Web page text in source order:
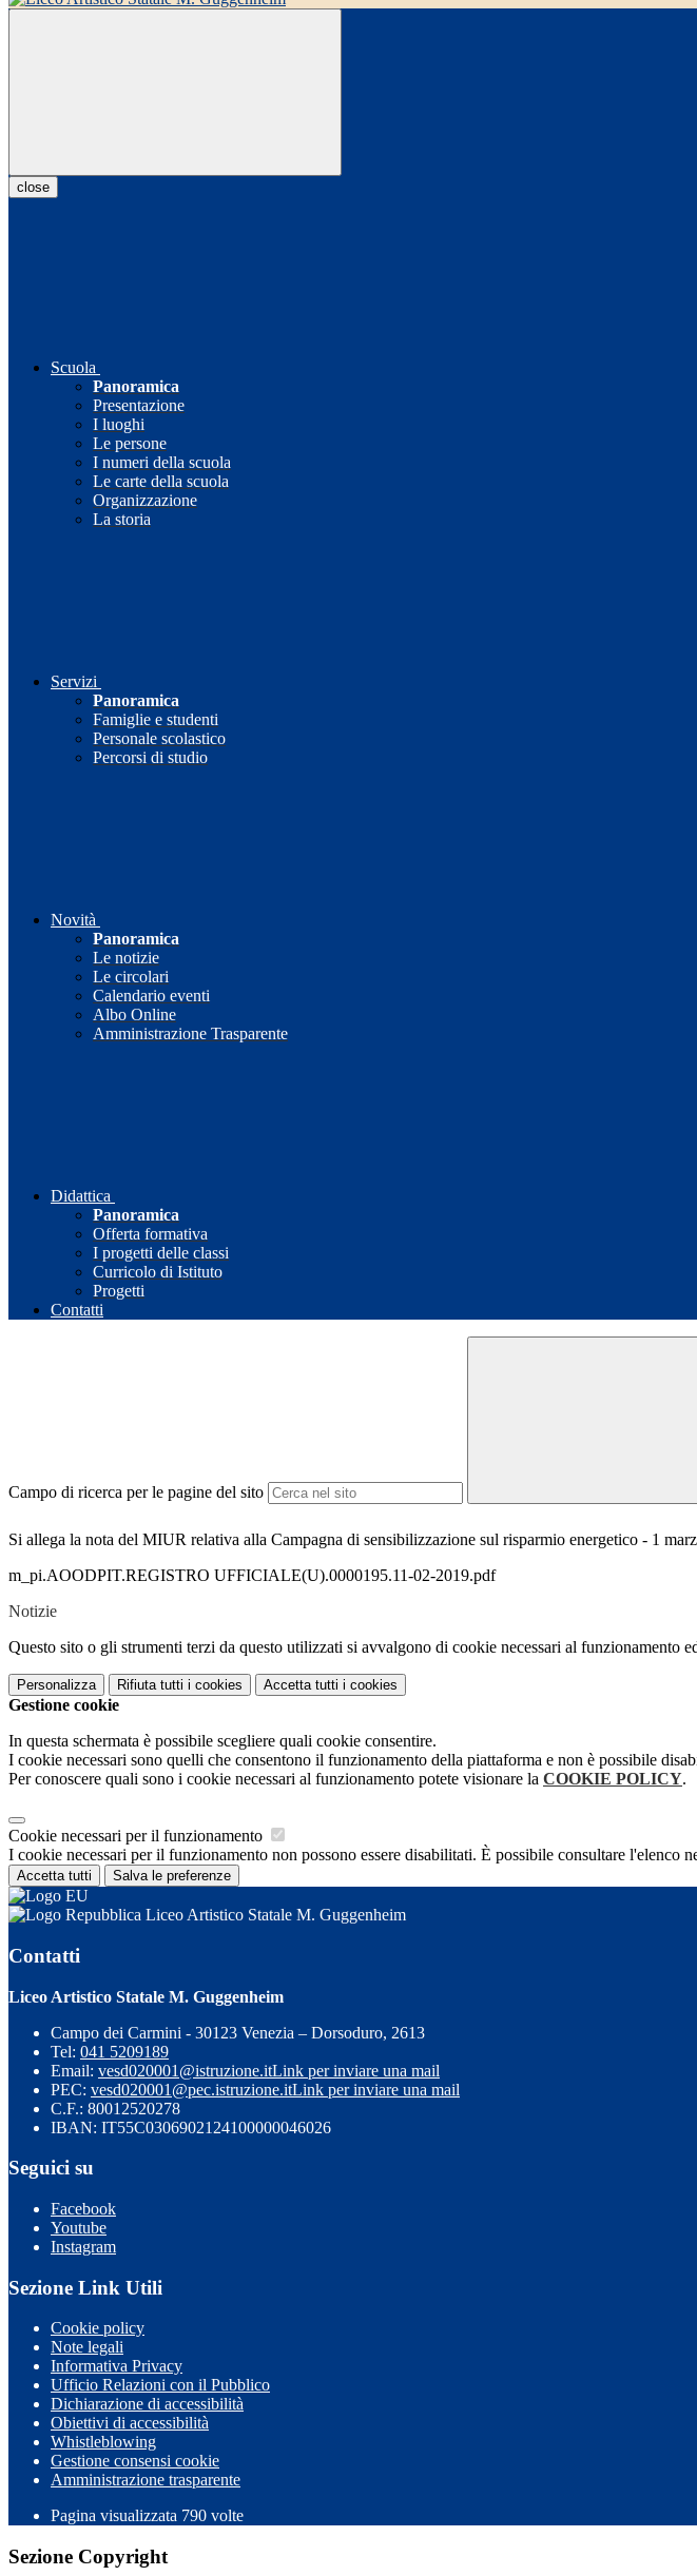
close
Scuola
Panoramica
Presentazione
I luoghi
Le persone
I numeri della scuola
Le carte della scuola
Organizzazione
La storia
Servizi
Panoramica
Famiglie e studenti
Personale scolastico
Percorsi di studio
Novità
Panoramica
Le notizie
Le circolari
Calendario eventi
Albo Online
Amministrazione Trasparente
Didattica
Panoramica
Offerta formativa
I progetti delle classi
Curricolo di Istituto
Progetti
Contatti
Campo di ricerca per le pagine del sito
Si allega la nota del MIUR relativa alla Campagna di sensibilizzazione sul risparmio energetico - 1
m_pi.AOODPIT.REGISTRO UFFICIALE(U).0000195.11-02-2019.pdf
Notizie
Questo sito o gli strumenti terzi da questo utilizzati si avvalgono di cookie necessari al funzionamento
Personalizza Rifiuta tutti i cookies Accetta tutti i cookies
Gestione cookie
In questa schermata è possibile scegliere quali cookie consentire.
I cookie necessari sono quelli che consentono il funzionamento della piattaforma e non è possibile
Per conoscere quali sono i cookie necessari al funzionamento potete visionare la COOKIE POLICY.
Cookie necessari per il funzionamento
I cookie necessari per il funzionamento non possono essere disabilitati. È possibile consultare l'elenco
Accetta tutti Salva le preferenze
Liceo Artistico Statale M. Guggenheim
Contatti
Liceo Artistico Statale M. Guggenheim
Campo dei Carmini - 30123 Venezia – Dorsoduro, 2613
Tel: 041 5209189
Email: vesd020001@istruzione.itLink per inviare una mail
PEC: vesd020001@pec.istruzione.itLink per inviare una mail
C.F.: 80012520278
IBAN: IT55C0306902124100000046026
Seguici su
Facebook
Youtube
Instagram
Sezione Link Utili
Cookie policy
Note legali
Informativa Privacy
Ufficio Relazioni con il Pubblico
Dichiarazione di accessibilità
Obiettivi di accessibilità
Whistleblowing
Gestione consensi cookie
Amministrazione trasparente
Pagina visualizzata 790 volte
Sezione Copyright